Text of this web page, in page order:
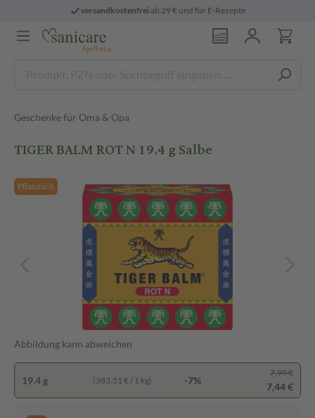
versandkostenfreiab 29 € und für E-Rezepte
Geschenke für Oma & Opa
TIGER BALM ROT N 19.4 g Salbe
Pflanzlich
Abbildung kann abweichen
19.4 g (383,51 € / 1 kg) -7%
7,99 €
7,44 €